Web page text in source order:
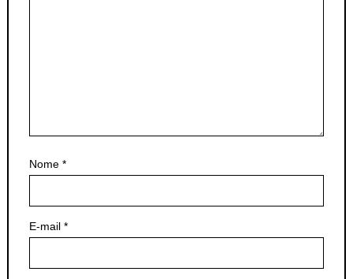
Nome *
E-mail *